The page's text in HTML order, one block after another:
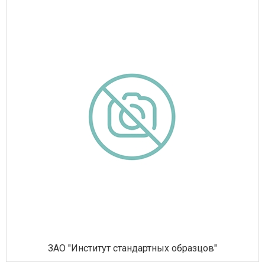
ЗАО "Институт стандартных образцов"